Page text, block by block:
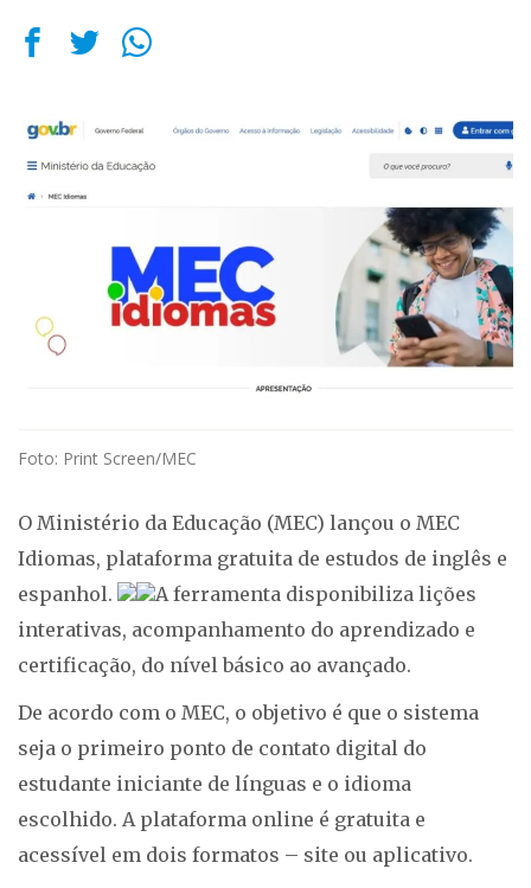
Foto: Print Screen/MEC
O Ministério da Educação (MEC) lançou o MEC
Idiomas, plataforma gratuita de estudos de inglês e
espanhol.
A ferramenta disponibiliza lições
interativas, acompanhamento do aprendizado e
certificação, do nível básico ao avançado.
De acordo com o MEC, o objetivo é que o sistema
seja o primeiro ponto de contato digital do
estudante iniciante de línguas e o idioma
escolhido. A plataforma online é gratuita e
acessível em dois formatos – site ou aplicativo.